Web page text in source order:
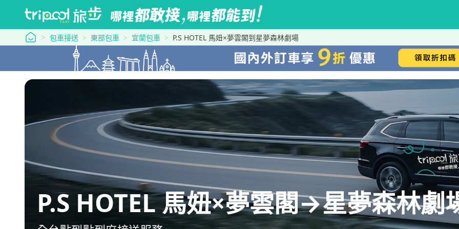
tripool 旅步
包車接送 東部包車 宜蘭包車 P.S HOTEL 馬妞×夢雲閣到星夢森林劇場
P.S HOTEL 馬妞×夢雲閣→星夢森林劇